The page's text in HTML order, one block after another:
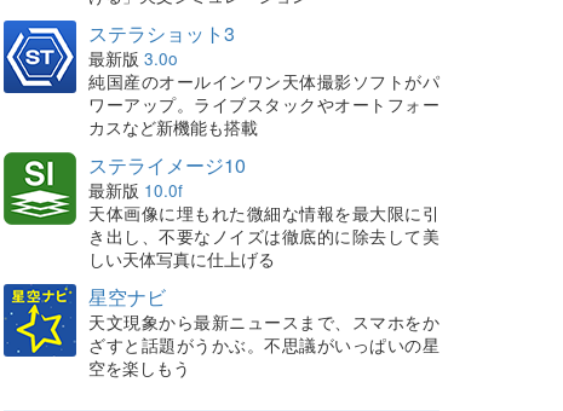
ステラショット3
最新版 3.0o
純国産のオールインワン天体撮影ソフトがパ
ワーアップ。ライブスタックやオートフォー
カスなど新機能も搭載
ステライメージ10
最新版 10.0f
天体画像に埋もれた微細な情報を最大限に引
き出し、不要なノイズは徹底的に除去して美
しい天体写真に仕上げる
星空ナビ
天文現象から最新ニュースまで、スマホをか
ざすと話題がうかぶ。不思議がいっぱいの星
空を楽しもう